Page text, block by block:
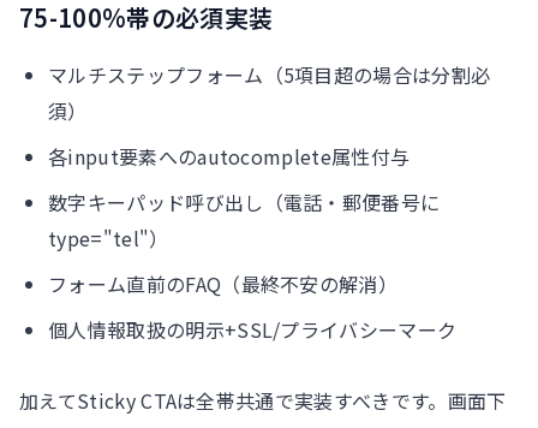
75-100%帯の必須実装
マルチステップフォーム（5項目超の場合は分割必
須）
各input要素へのautocomplete属性付与
数字キーパッド呼び出し（電話・郵便番号に
type="tel"）
フォーム直前のFAQ（最終不安の解消）
個人情報取扱の明示+SSL/プライバシーマーク
加えてSticky CTAは全帯共通で実装すべきです。画面下